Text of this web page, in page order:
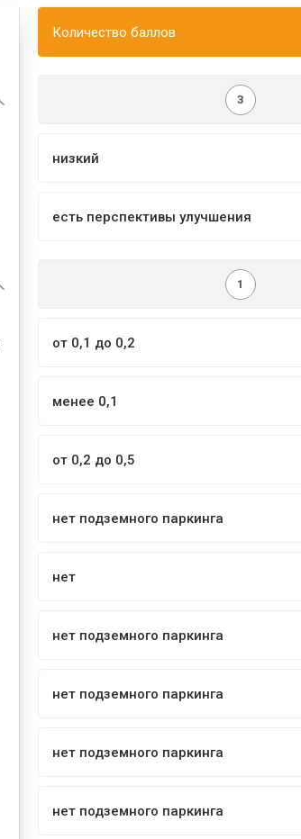
Количество баллов
3
низкий
есть перспективы улучшения
1
от 0,1 до 0,2
менее 0,1
от 0,2 до 0,5
нет подземного паркинга
нет
нет подземного паркинга
нет подземного паркинга
нет подземного паркинга
нет подземного паркинга